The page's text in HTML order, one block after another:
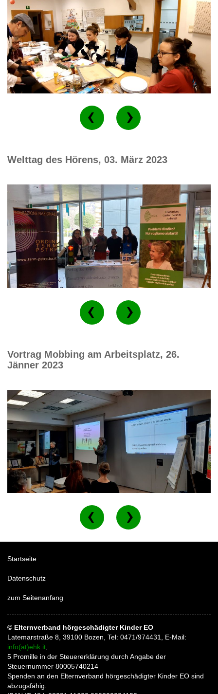
Welttag des Hörens, 03. März 2023
Vortrag Mobbing am Arbeitsplatz, 26.
Jänner 2023
Startseite
Datenschutz
zum Seitenanfang
© Elternverband hörgeschädigter Kinder EO
Latemarstraße 8, 39100 Bozen, Tel: 0471/974431, E-Mail:
info(at)ehk.it
5 Promille in der Steuererklärung durch Angabe der
Steuernummer 80005740214
Spenden an den Elternverband hörgeschädigter Kinder EO sind
abzugsfähig.